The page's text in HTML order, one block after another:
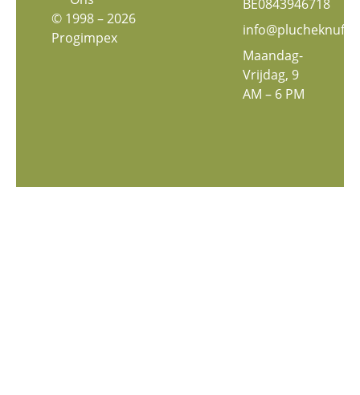
© 1998 – 2026
Progimpex
BE0843946718
Maandag-
Vrijdag, 9
AM – 6 PM